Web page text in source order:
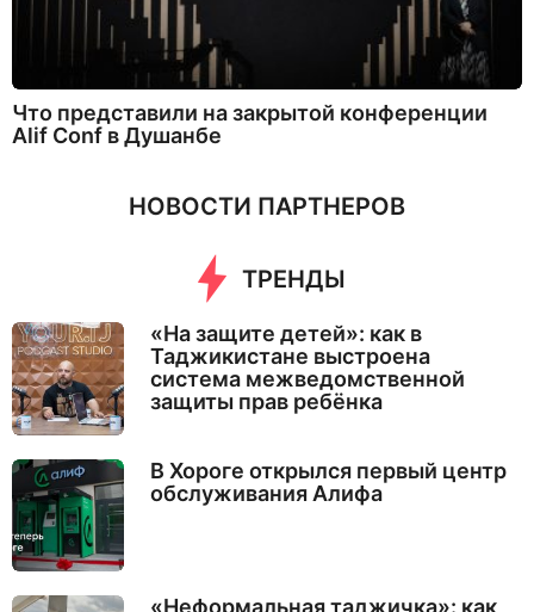
Что представили на закрытой конференции
Alif Conf в Душанбе
НОВОСТИ ПАРТНЕРОВ
ТРЕНДЫ
«На защите детей»: как в
Таджикистане выстроена
система межведомственной
защиты прав ребёнка
В Хороге открылся первый центр
обслуживания Алифа
«Неформальная таджичка»: как